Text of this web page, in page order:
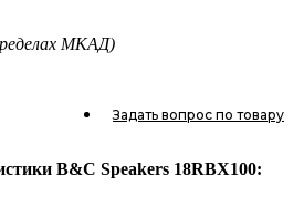
МКАД)
Задать вопрос по товару
B&C Speakers 18RBX100: